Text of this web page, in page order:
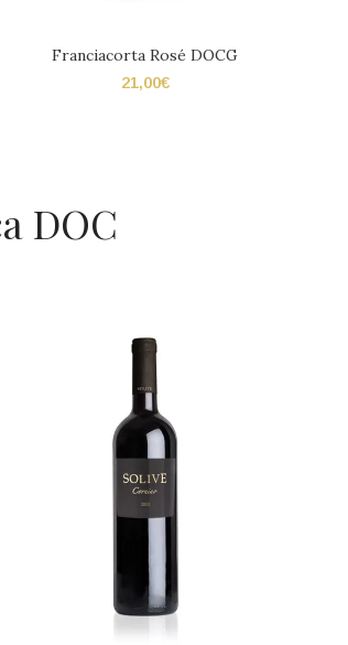
Franciacorta Rosé DOCG
21,00€
DOC